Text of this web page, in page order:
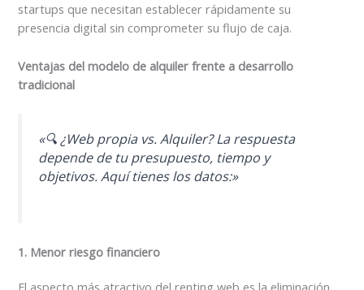
startups que necesitan establecer rápidamente su
presencia digital sin comprometer su flujo de caja.
Ventajas del modelo de alquiler frente a desarrollo
tradicional
«🔍 ¿Web propia vs. Alquiler? La respuesta
depende de tu presupuesto, tiempo y
objetivos. Aquí tienes los datos:»
1. Menor riesgo financiero
El aspecto más atractivo del renting web es la eliminación